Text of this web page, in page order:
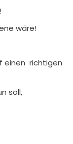
wäre!
einen richtigen
soll,